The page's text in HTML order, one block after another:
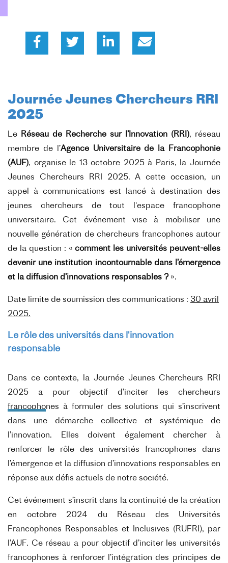
Journée Jeunes Chercheurs RRI
2025
Le Réseau de Recherche sur l’Innovation (RRI), réseau
membre de l’Agence Universitaire de la Francophonie
(AUF), organise le 13 octobre 2025 à Paris, la Journée
Jeunes Chercheurs RRI 2025. A cette occasion, un
appel à communications est lancé à destination des
jeunes chercheurs de tout l'espace francophone
universitaire. Cet événement vise à mobiliser une
nouvelle génération de chercheurs francophones autour
de la question : «comment les universités peuvent-elles
devenir une institution incontournable dans l’émergence
et la diffusion d’innovations responsables ?».
Date limite de soumission des communications : 30 avril
2025.
Le rôle des universités dans l'innovation
responsable
Dans ce contexte, la Journée Jeunes Chercheurs RRI
2025 a pour objectif d’inciter les chercheurs
francophones à formuler des solutions qui s’inscrivent
dans une démarche collective et systémique de
l’innovation. Elles doivent également chercher à
renforcer le rôle des universités francophones dans
l’émergence et la diffusion d’innovations responsables en
réponse aux défis actuels de notre société.
Cet événement s’inscrit dans la continuité de la création
en octobre 2024 du Réseau des Universités
Francophones Responsables et Inclusives (RUFRI), par
l’AUF. Ce réseau a pour objectif d’inciter les universités
francophones à renforcer l’intégration des principes de